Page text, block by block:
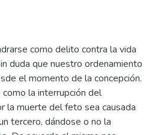
como delito contra la vida
duda que nuestro ordenamiento
el momento de la concepción.
la interrupción del
la muerte del feto sea causada
tercero, dándose o no la